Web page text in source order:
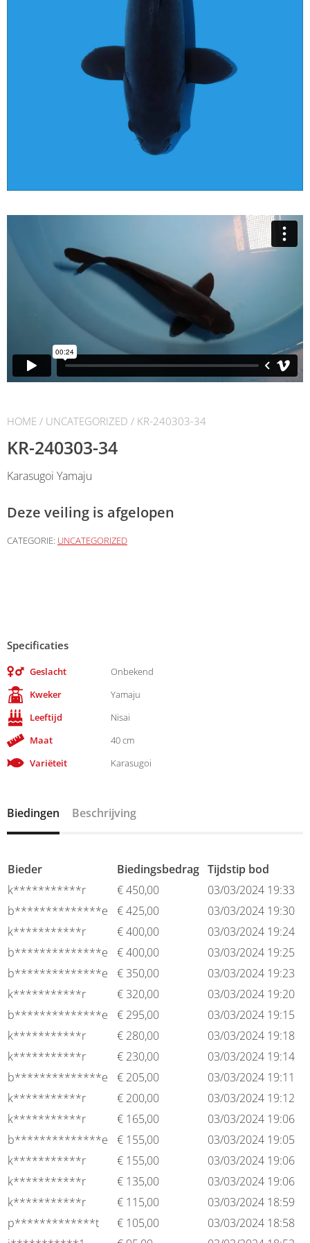
HOME / UNCATEGORIZED / KR-240303-34
KR-240303-34
Karasugoi Yamaju
Deze veiling is afgelopen
CATEGORIE: UNCATEGORIZED
Specificaties
Geslacht
Onbekend
Kweker
Yamaju
Leeftijd
Nisai
Maat
40 cm
Variëteit
Karasugoi
Biedingen Beschrijving
Bieder Biedingsbedrag Tijdstip bod
k***********r
€450,00
03/03/2024 19:33
b**************e
€425,00
03/03/2024 19:30
k***********r
€400,00
03/03/2024 19:24
b**************e
€400,00
03/03/2024 19:25
b**************e
€ 350,00
03/03/2024 19:23
k***********r
€ 320,00
03/03/2024 19:20
b**************e
€ 295,00
03/03/2024 19:15
k***********r
€ 280,00
03/03/2024 19:18
k***********r
€ 230,00
03/03/2024 19:14
b**************e
€ 205,00
03/03/2024 19:11
k***********r
€ 200,00
03/03/2024 19:12
k***********r
€ 165,00
03/03/2024 19:06
b**************e
€ 155,00
03/03/2024 19:05
k***********r
€ 155,00
03/03/2024 19:06
k***********r
€ 135,00
03/03/2024 19:06
k***********r
€ 115,00
03/03/2024 18:59
p*************t
€ 105,00
03/03/2024 18:58